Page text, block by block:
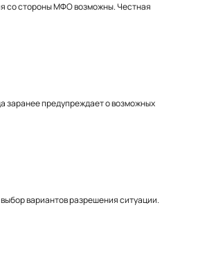
со стороны МФО возможны. Честная
заранее предупреждает о возможных
вариантов разрешения ситуации.